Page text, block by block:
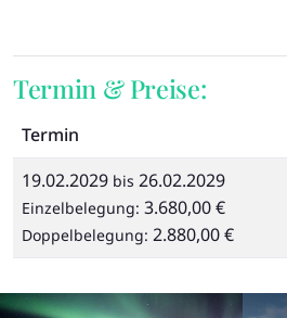
Termin & Preise:
Termin
19.02.2029 bis 26.02.2029
Einzelbelegung: 3.680,00 €
Doppelbelegung: 2.880,00 €